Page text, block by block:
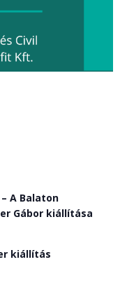
A Balaton
Gábor kiállítása
kiállítás